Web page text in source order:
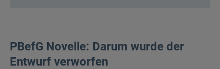
PBefG Novelle: Darum wurde der
Entwurf verworfen